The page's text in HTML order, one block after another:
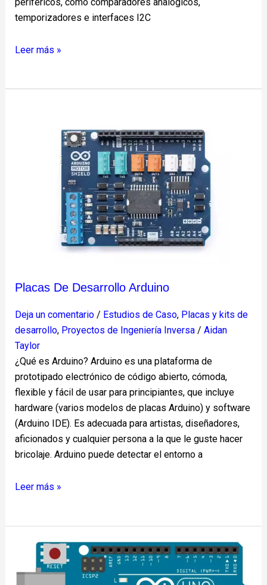
temporizadores e interfaces I2C
Leer más »
Placas De Desarrollo Arduino
Deja un comentario / Estudios de Caso, Placas y kits de
desarrollo, Proyectos de Ingeniería Inversa/ Aidan
Taylor
¿Qué es Arduino? Arduino es una plataforma de
prototipado electrónico de código abierto, cómoda,
flexible y fácil de usar para principiantes, que incluye
hardware (varios modelos de placas Arduino) y software
(Arduino IDE). Es adecuada para artistas, diseñadores,
aficionados y cualquier persona a la que le guste hacer
bricolaje. Arduino puede detectar el entorno a
Leer más »
Arduino